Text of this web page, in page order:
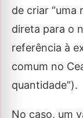
de criar “uma
direta para o
referência à
comum no
quantidade”).
No caso, um